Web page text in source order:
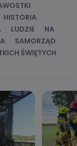
HISTORIA
LUDZIE
NA
SAMORZĄD
ŚWIĘTYCH